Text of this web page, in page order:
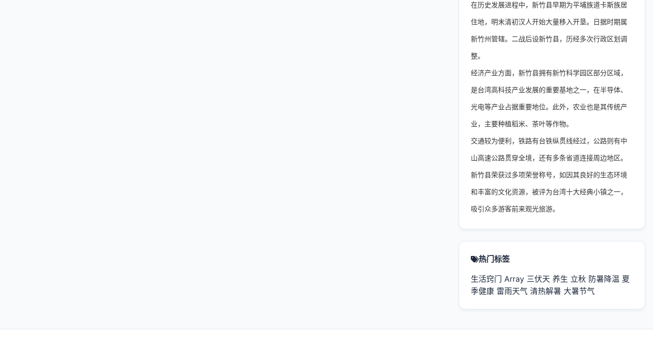
在历史发展进程中，新竹县早期为平埔族道卡斯族居
住地，明末清初汉人开始大量移入开垦。日据时期属
新竹州管辖。二战后设新竹县，历经多次行政区划调
整。
经济产业方面，新竹县拥有新竹科学园区部分区域，
是台湾高科技产业发展的重要基地之一，在半导体、
光电等产业占据重要地位。此外，农业也是其传统产
业，主要种植稻米、茶叶等作物。
交通较为便利，铁路有台铁纵贯线经过，公路则有中
山高速公路贯穿全境，还有多条省道连接周边地区。
新竹县荣获过多项荣誉称号，如因其良好的生态环境
和丰富的文化资源，被评为台湾十大经典小镇之一，
吸引众多游客前来观光旅游。
热门标签
生活窍门 Array 三伏天 养生 立秋 防暑降温 夏
季健康 雷雨天气 清热解暑 大暑节气